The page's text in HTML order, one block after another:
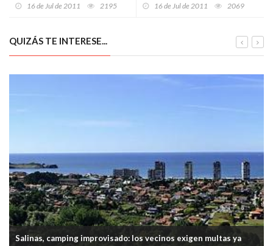
16 de Jul de 2011 2195 16 de Jul de 2011 2069
QUIZÁS TE INTERESE...
Salinas, camping improvisado: los vecinos exigen multas ya